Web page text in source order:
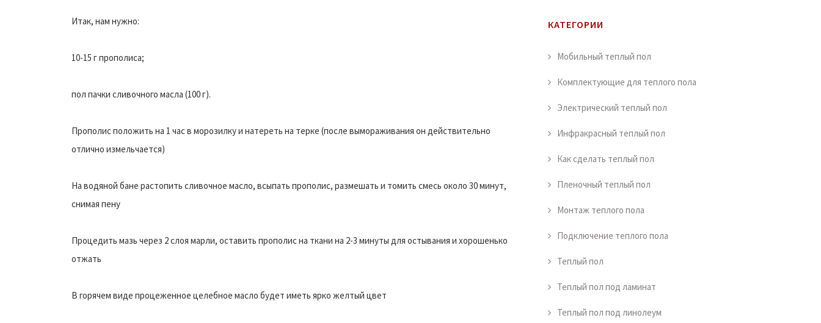
Итак, нам нужно:
10-15 г прополиса;
пол пачки сливочного масла (100 г).
Прополис положить на 1 час в морозилку и натереть на терке (после вымораживания он действительно
отлично измельчается)
На водяной бане растопить сливочное масло, всыпать прополис, размешать и томить смесь около 30 минут,
снимая пену
Процедить мазь через 2 слоя марли, оставить прополис на ткани на 2-3 минуты для остывания и хорошенько
отжать
В горячем виде процеженное целебное масло будет иметь ярко желтый цвет
КАТЕГОРИИ
Мобильный теплый пол
Комплектующие для теплого пола
Электрический теплый пол
Инфракрасный теплый пол
Как сделать теплый пол
Пленочный теплый пол
Монтаж теплого пола
Подключение теплого пола
Теплый пол
Теплый пол под ламинат
Теплый пол под линолеум